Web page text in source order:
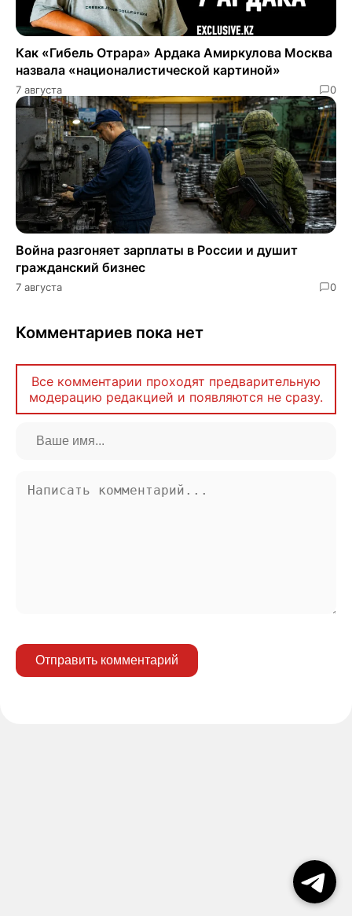
Как «Гибель Отрара» Ардака Амиркулова Москва
назвала «националистической картиной»
7 августа 0
Война разгоняет зарплаты в России и душит
гражданский бизнес
7 августа 0
Комментариев пока нет
Все комментарии проходят предварительную
модерацию редакцией и появляются не сразу.
Отправить комментарий